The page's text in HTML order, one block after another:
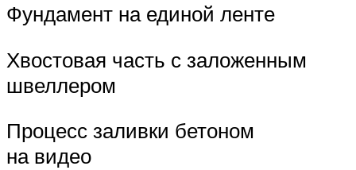
Фундамент на единой ленте
Хвостовая часть с заложенным
швеллером
Процесс заливки бетоном
на видео